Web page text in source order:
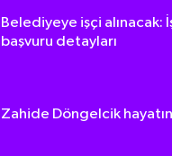
Belediyeye işçi alınacak:
başvuru detayları
Zahide Döngelcik